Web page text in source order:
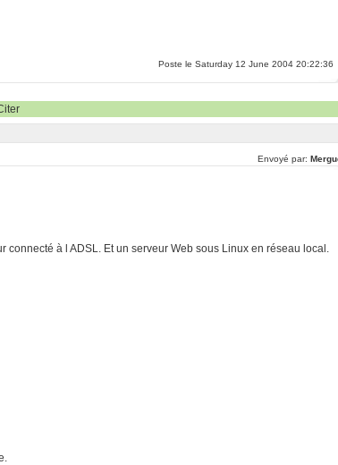
Poste le Saturday 12 June 2004 20:22:36
Envoyé par:
à l ADSL. Et un serveur Web sous Linux en réseau local.